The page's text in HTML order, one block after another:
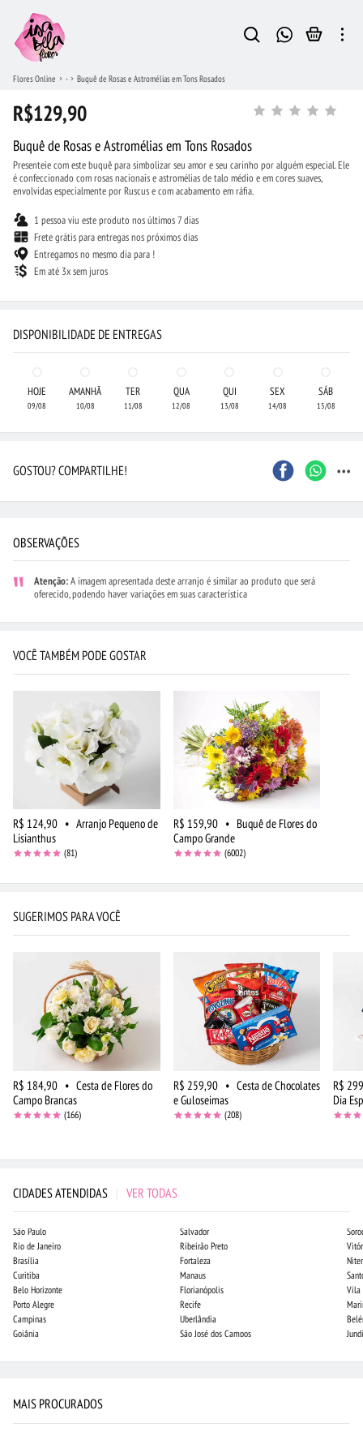
Flores Online - Buquê de Rosas e Astromélias em Tons Rosados
R$129,90
Buquê de Rosas e Astromélias em Tons Rosados
Presenteie com este buquê para simbolizar seu amor e seu carinho por alguém especial. Ele
é confeccionado com rosas nacionais e astromélias de talo médio e em cores suaves,
envolvidas especialmente por Ruscus e com acabamento em ráfia.
1 pessoa viu este produto nos últimos 7 dias
Frete grátis para entregas nos próximos dias
Entregamos no mesmo dia para !
Em até 3x sem juros
DISPONIBILIDADE DE ENTREGAS
HOJE
09/08
AMANHÃ
10/08
TER
11/08
QUA
12/08
QUI
13/08
SEX
14/08
SÁB
15/08
GOSTOU? COMPARTILHE! ...
OBSERVAÇÕES
Atenção:A imagem apresentada deste arranjo é similar ao produto que será
oferecido, podendo haver variações em suas característica
VOCÊ TAMBÉM PODE GOSTAR
R$ 124,90 • Arranjo Pequeno de
Lisianthus
(81)
R$ 159,90 • Buquê de Flores do
Campo Grande
(6002)
SUGERIMOS PARA VOCÊ
R$ 184,90 • Cesta de Flores do
Campo Brancas
(166)
R$ 259,90 • Cesta de Chocolates
e Guloseimas
(208)
R$
Dia
CIDADES ATENDIDAS | VER TODAS
São Paulo
Rio de Janeiro
Brasília
Curitiba
Belo Horizonte
Porto Alegre
Campinas
Goiânia
Salvador
Ribeirão Preto
Fortaleza
Manaus
Florianópolis
Recife
Uberlândia
São José dos Campos
Vila
MAIS PROCURADOS